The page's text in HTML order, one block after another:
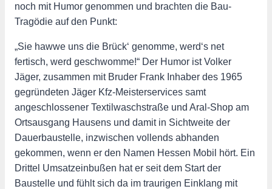
noch mit Humor genommen und brachten die Bau-
Tragödie auf den Punkt:
„Sie hawwe uns die Brück‘ genomme, werd‘s net
fertisch, werd geschwomme!“ Der Humor ist Volker
Jäger, zusammen mit Bruder Frank Inhaber des 1965
gegründeten Jäger Kfz-Meisterservices samt
angeschlossener Textilwaschstraße und Aral-Shop am
Ortsausgang Hausens und damit in Sichtweite der
Dauerbaustelle, inzwischen vollends abhanden
gekommen, wenn er den Namen Hessen Mobil hört. Ein
Drittel Umsatzeinbußen hat er seit dem Start der
Baustelle und fühlt sich da im traurigen Einklang mit